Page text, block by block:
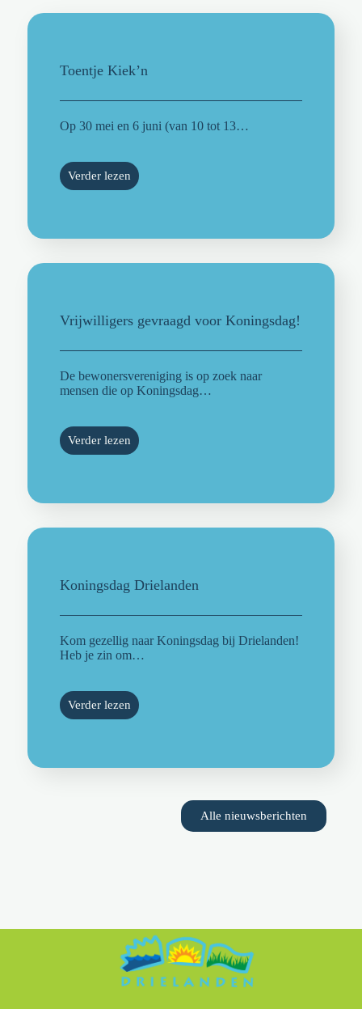
Toentje Kiek’n
Op 30 mei en 6 juni (van 10 tot 13…
Verder lezen
Vrijwilligers gevraagd voor Koningsdag!
De bewonersvereniging is op zoek naar
mensen die op Koningsdag…
Verder lezen
Koningsdag Drielanden
Kom gezellig naar Koningsdag bij Drielanden!
Heb je zin om…
Verder lezen
Alle nieuwsberichten